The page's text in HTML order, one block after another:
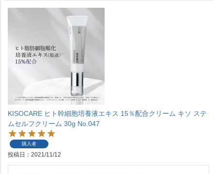
KISOCARE ヒト幹細胞培養液エキス 15％配合クリーム キソ ステ
ムセルフクリーム 30g No.047
購入者
投稿日 2021/11/12